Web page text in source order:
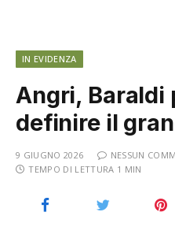
IN EVIDENZA
Angri, Baraldi
definire il
9 GIUGNO 2026
NESSUN
TEMPO DI LETTURA 1 MIN